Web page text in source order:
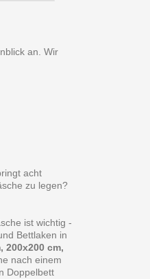
an. Wir
acht
zu legen?
ist wichtig -
Bettlaken in
200x200 cm,
nach einem
Doppelbett